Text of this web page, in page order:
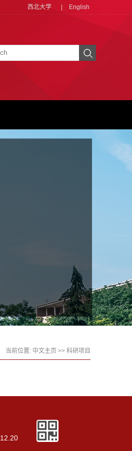
西北大学 English
当前位置: 中文主页 >> 科研项目
12 20